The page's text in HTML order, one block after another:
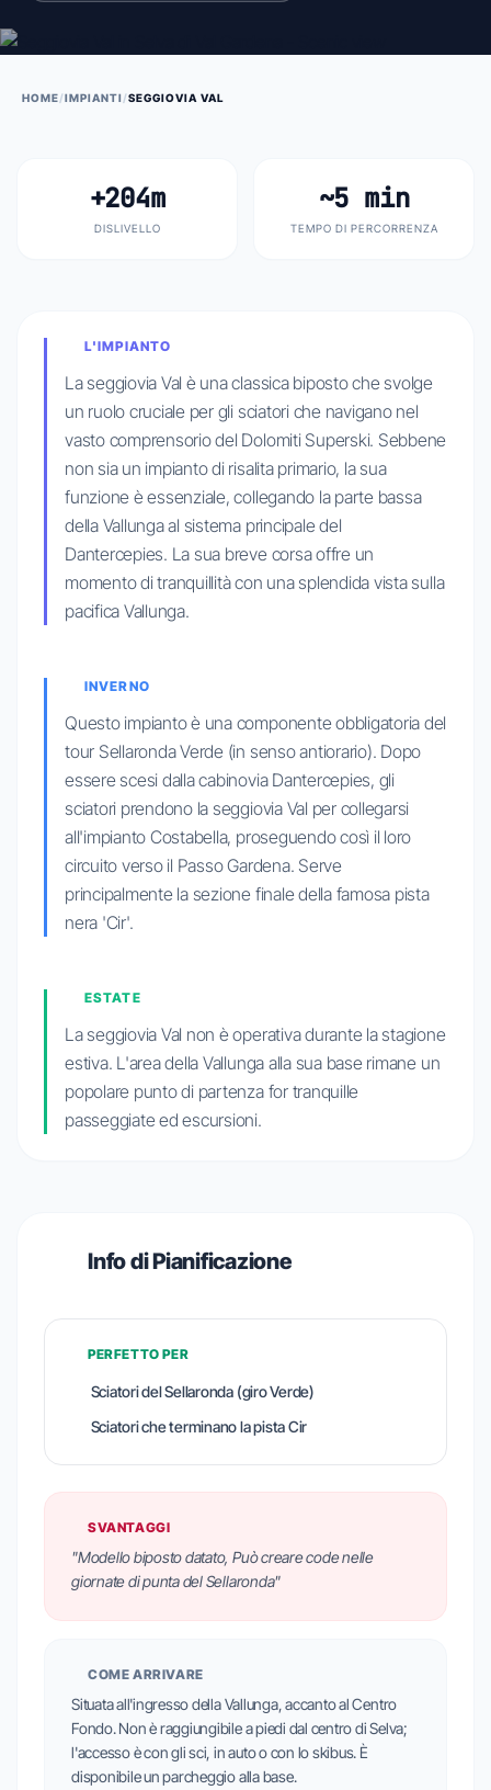
HOME/IMPIANTI /SEGGIOVIA VAL
+204m
DISLIVELLO
~5 min
TEMPO DI PERCORRENZA
L'IMPIANTO
La seggiovia Val è una classica biposto che svolge
un ruolo cruciale per gli sciatori che navigano nel
vasto comprensorio del Dolomiti Superski. Sebbene
non sia un impianto di risalita primario, la sua
funzione è essenziale, collegando la parte bassa
della Vallunga al sistema principale del
Dantercepies. La sua breve corsa offre un
momento di tranquillità con una splendida vista sulla
pacifica Vallunga.
INVERNO
Questo impianto è una componente obbligatoria del
tour Sellaronda Verde (in senso antiorario). Dopo
essere scesi dalla cabinovia Dantercepies, gli
sciatori prendono la seggiovia Val per collegarsi
all'impianto Costabella, proseguendo così il loro
circuito verso il Passo Gardena. Serve
principalmente la sezione finale della famosa pista
nera 'Cir'.
ESTATE
La seggiovia Val non è operativa durante la stagione
estiva. L'area della Vallunga alla sua base rimane un
popolare punto di partenza for tranquille
passeggiate ed escursioni.
Info di Pianificazione
PERFETTO PER
Sciatori del Sellaronda (giro Verde)
Sciatori che terminano la pista Cir
SVANTAGGI
"Modello biposto datato, Può creare code nelle
giornate di punta del Sellaronda"
COME ARRIVARE
Situata all'ingresso della Vallunga, accanto al Centro
Fondo. Non è raggiungibile a piedi dal centro di Selva;
l'accesso è con gli sci, in auto o con lo skibus. È
disponibile un parcheggio alla base.